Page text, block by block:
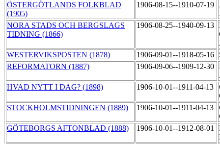
ÖSTERGÖTLANDS FOLKBLAD
(1905)
1906-08-15--1910-07-19
NORA STADS OCH BERGSLAGS
TIDNING (1866)
1906-08-25--1940-09-13
WESTERVIKSPOSTEN (1878)
1906-09-01--1918-05-16
REFORMATORN (1887)
1906-09-06--1909-12-30
HVAD NYTT I DAG? (1898)
1906-10-01--1911-04-13
STOCKHOLMSTIDNINGEN (1889)
1906-10-01--1911-04-13
GÖTEBORGS AFTONBLAD (1888)
1906-10-01--1912-08-01